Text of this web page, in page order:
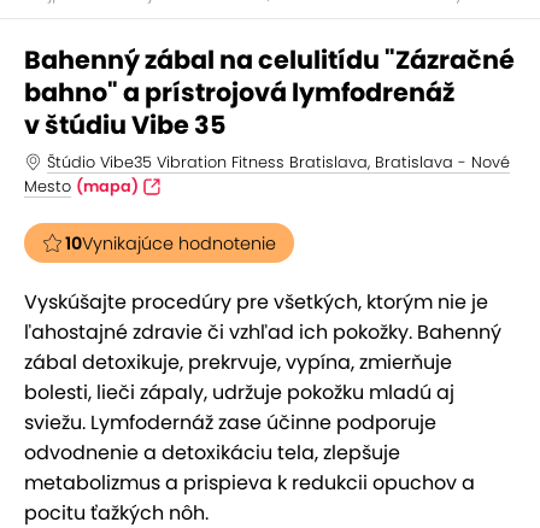
Bahenný zábal na celulitídu "Zázračné
bahno" a prístrojová lymfodrenáž
v štúdiu Vibe 35
Štúdio Vibe35 Vibration Fitness Bratislava, Bratislava - Nové
Mesto (mapa)
10Vynikajúce hodnotenie
Vyskúšajte procedúry pre všetkých, ktorým nie je
ľahostajné zdravie či vzhľad ich pokožky. Bahenný
zábal detoxikuje, prekrvuje, vypína, zmierňuje
bolesti, lieči zápaly, udržuje pokožku mladú aj
sviežu. Lymfodernáž zase účinne podporuje
odvodnenie a detoxikáciu tela, zlepšuje
metabolizmus a prispieva k redukcii opuchov a
pocitu ťažkých nôh.